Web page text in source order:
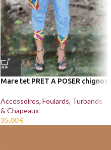
Mare tet PRET A POSER chignon
Accessoires, Foulards, Turbands
& Chapeaux
35,00€